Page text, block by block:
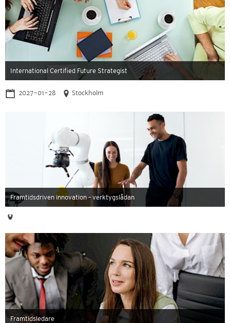
International Certified Future Strategist
2027-01-28 Stockholm
Framtidsdriven innovation – verktygslådan
Framtidsledare